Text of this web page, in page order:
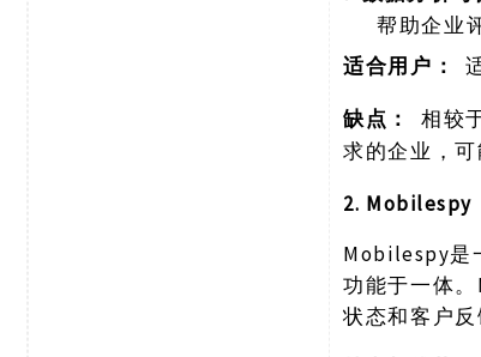
帮助企业
适合用户：
缺点：
相较
求的企业，可
2. Mobilespy
Mobilespy是
功能于一体
状态和客户反